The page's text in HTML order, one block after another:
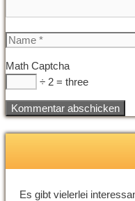
Name
Math Captcha
÷ 2 = three
Es gibt vielerlei